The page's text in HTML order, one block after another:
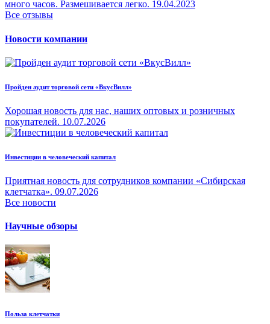
много часов. Размешивается легко. 19.04.2023
Все отзывы
Новости компании
Пройден аудит торговой сети «ВкусВилл»
Хорошая новость для нас, наших оптовых и розничных
покупателей. 10.07.2026
Инвестиции в человеческий капитал
Приятная новость для сотрудников компании «Сибирская
клетчатка». 09.07.2026
Все новости
Научные обзоры
Польза клетчатки